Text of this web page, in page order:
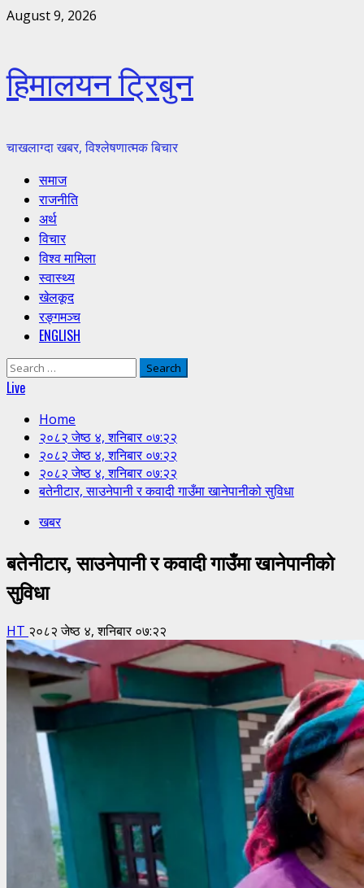
Skip
August 9, 2026
हिमालयन ट्रिबुन
चाखलाग्दा खबर, विश्लेषणात्मक बिचार
Primary
Menu
समाज
राजनीति
अर्थ
विचार
विश्व मामिला
स्वास्थ्य
खेलकूद
रङ्गमञ्च
ENGLISH
Search
for:
Live
Home
२०८२ जेष्ठ ४, शनिबार ०७:२२
२०८२ जेष्ठ ४, शनिबार ०७:२२
२०८२ जेष्ठ ४, शनिबार ०७:२२
बतेनीटार, साउनेपानी र कवादी गाउँमा खानेपानीको सुविधा
खबर
बतेनीटार, साउनेपानी र कवादी गाउँमा खानेपानीको
सुविधा
HT २०८२ जेष्ठ ४, शनिबार ०७:२२